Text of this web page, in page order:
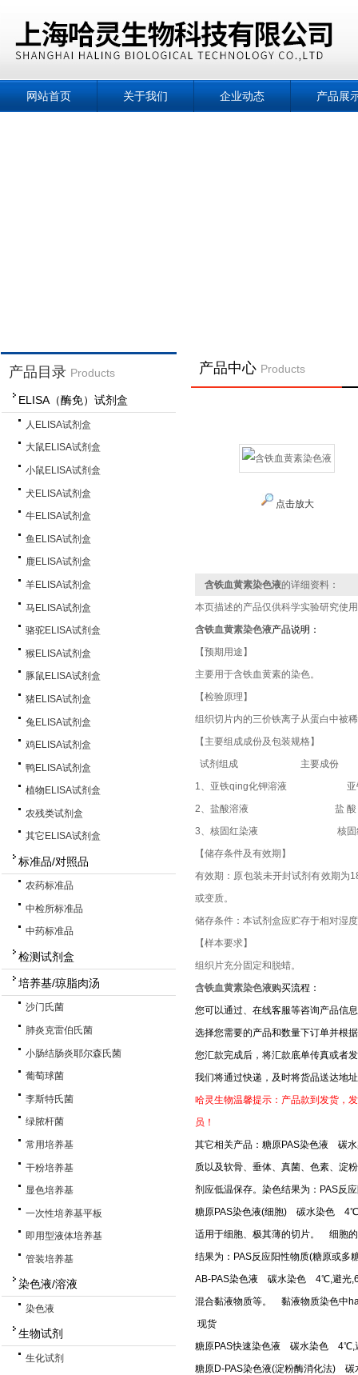
网站首页 关于我们 企业动态 产品展
产品目录 Products
ELISA（酶免）试剂盒
人ELISA试剂盒
大鼠ELISA试剂盒
小鼠ELISA试剂盒
犬ELISA试剂盒
牛ELISA试剂盒
鱼ELISA试剂盒
鹿ELISA试剂盒
羊ELISA试剂盒
马ELISA试剂盒
骆驼ELISA试剂盒
猴ELISA试剂盒
豚鼠ELISA试剂盒
猪ELISA试剂盒
兔ELISA试剂盒
鸡ELISA试剂盒
鸭ELISA试剂盒
植物ELISA试剂盒
农残类试剂盒
其它ELISA试剂盒
标准品/对照品
农药标准品
中检所标准品
中药标准品
检测试剂盒
培养基/琼脂肉汤
沙门氏菌
肺炎克雷伯氏菌
小肠结肠炎耶尔森氏菌
葡萄球菌
李斯特氏菌
绿脓杆菌
常用培养基
干粉培养基
显色培养基
一次性培养基平板
即用型液体培养基
管装培养基
染色液/溶液
染色液
生物试剂
生化试剂
产品中心 Products
点击放大
含铁血黄素染色液的详细资料：
本页描述的产品仅供科学实验研究使
含铁血黄素染色液产品说明：
【预期用途】
主要用于含铁血黄素的染色。
【检验原理】
组织切片内的三价铁离子从蛋白中被
【主要组成成份及包装规格】
试剂组成 主要成份
1、亚铁qing化钾溶液 亚铁
2、盐酸溶液 盐 酸
3、核固红染液 核固
【储存条件及有效期】
有效期：原包装未开封试剂有效期为
或变质。
储存条件：本试剂盒应贮存于相对湿
【样本要求】
组织片充分固定和脱蜡。
含铁血黄素染色液购买流程：
您可以通过、在线客服等咨询产品信
选择您需要的产品和数量下订单并根
您汇款完成后，将汇款底单传真或者
我们将通过快递，及时将货品送达地
哈灵生物温馨提示：产品款到发货，
员！
其它相关产品：糖原PAS染色液 碳
质以及软骨、垂体、真菌、色素、淀
剂应低温保存。染色结果为：PAS反
糖原PAS染色液(细胞) 碳水染色 4℃,
适用于细胞、极其薄的切片。 细胞
结果为：PAS反应阳性物质(糖原或
AB-PAS染色液 碳水染色 4℃,避光,6
混合黏液物质等。 黏液物质染色中
现货
糖原PAS快速染色液 碳水染色 4℃,
糖原D-PAS染色液(淀粉酶消化法)